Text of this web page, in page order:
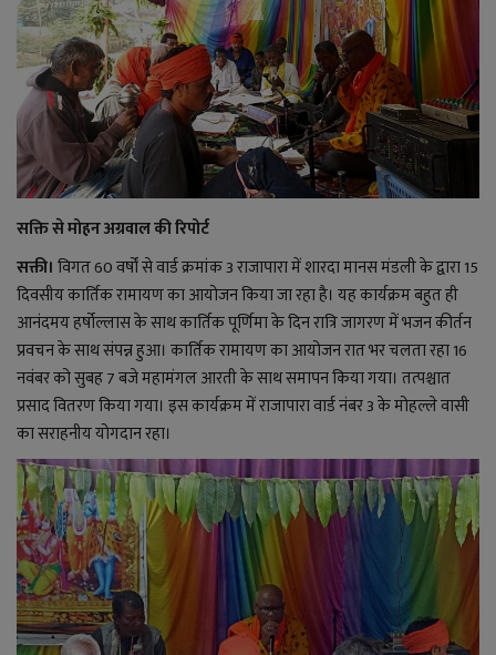
राजनीति
बिजनेस
मनोरंजन
ज्ञान विज्ञान
करिअर
वाद विवाद
संपादकीय
धर्म
लाइफ स्टाइल
जोक्स
सोशल मीडिया
सक्ति से मोहन अग्रवाल की रिपोर्ट
सक्ती। विगत 60 वर्षों से वार्ड क्रमांक 3 राजापारा में शारदा मानस मंडली के द्वारा 15
दिवसीय कार्तिक रामायण का आयोजन किया जा रहा है। यह कार्यक्रम बहुत ही
आनंदमय हर्षोल्लास के साथ कार्तिक पूर्णिमा के दिन रात्रि जागरण में भजन कीर्तन
प्रवचन के साथ संपन्न हुआ। कार्तिक रामायण का आयोजन रात भर चलता रहा 16
नवंबर को सुबह 7 बजे महामंगल आरती के साथ समापन किया गया। तत्पश्चात
प्रसाद वितरण किया गया। इस कार्यक्रम में राजापारा वार्ड नंबर 3 के मोहल्ले वासी
का सराहनीय योगदान रहा।